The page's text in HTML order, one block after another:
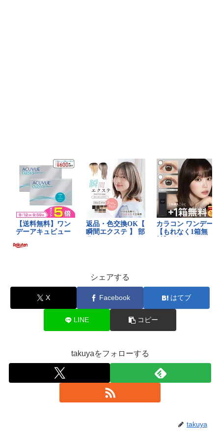
シェアする
X Facebook はてブ
LINE コピー
takuyaをフォローする
takuya